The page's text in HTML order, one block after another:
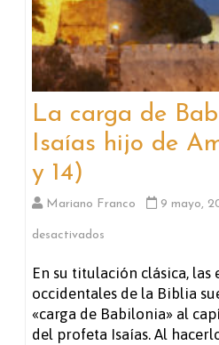
La carga de
Isaías hijo de
y 14)
Mariano Franco 9 mayo,
desactivados
La
carga
de
En su titulación clásica, las
occidentales de la Biblia
«carga de Babilonia» al
del profeta Isaías. Al